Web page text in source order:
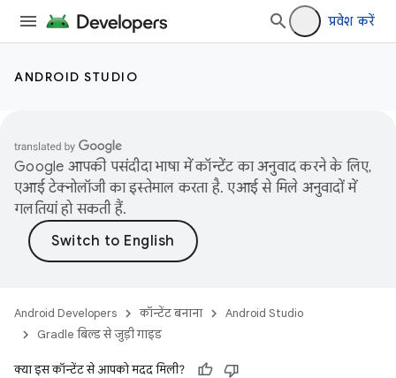
प्रवेश करें
ANDROID STUDIO
Google आपकी पसंदीदा भाषा में कॉन्टेंट का अनुवाद करने के लिए,
एआई टेक्नोलॉजी का इस्तेमाल करता है. एआई से मिले अनुवादों में
गलतियां हो सकती हैं.
Android Developers कॉन्टेंट बनाना
Android Studio
Gradle बिल्ड से जुड़ी गाइड
क्या इस कॉन्टेंट से आपको मदद मिली?